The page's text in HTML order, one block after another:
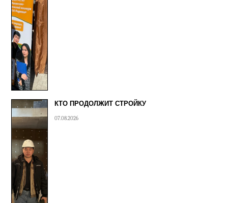
КТО ПРОДОЛЖИТ СТРОЙКУ
07.08.2026